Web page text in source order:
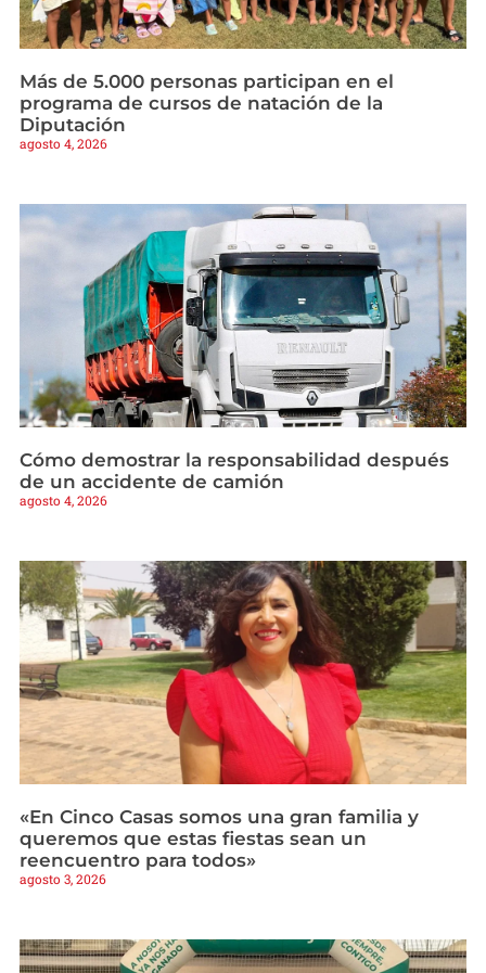
Más de 5.000 personas participan en el
programa de cursos de natación de la
Diputación
agosto 4, 2026
Cómo demostrar la responsabilidad después
de un accidente de camión
agosto 4, 2026
«En Cinco Casas somos una gran familia y
queremos que estas fiestas sean un
reencuentro para todos»
agosto 3, 2026